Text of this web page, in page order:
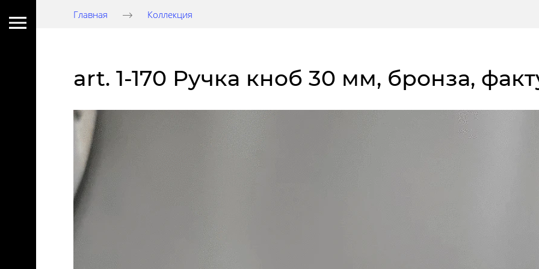
Главная Коллекция
art. 1-170 Ручка кноб 30 мм, бронза,